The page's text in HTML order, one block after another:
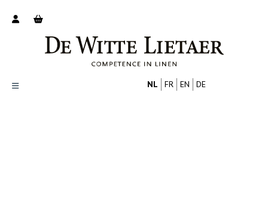
NL FR EN DE